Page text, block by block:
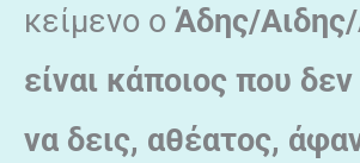
κείμενο ο Άδης/
είναι κάποιος που
να δεις, αθέατος,